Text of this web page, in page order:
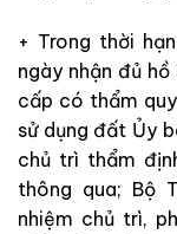
+ Trong thời
ngày nhận đủ
cấp có thẩm
sử dụng đất Ủy
chủ trì thẩm
thông qua; Bộ
nhiệm chủ trì,